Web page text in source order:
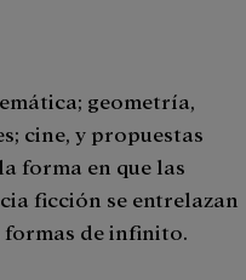
geometría,
cine, y propuestas
forma en que las
ficción se entrelazan
formas de infinito.